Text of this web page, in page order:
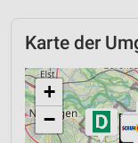
Karte der
+
−